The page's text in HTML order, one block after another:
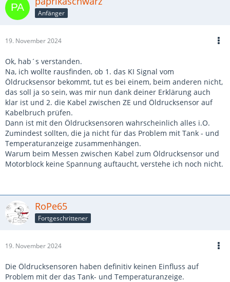
Anfänger
19. November 2024
Ok, hab´s verstanden.
Na, ich wollte rausfinden, ob 1. das KI Signal vom
Öldrucksensor bekommt, tut es bei einem, beim anderen nicht,
das soll ja so sein, was mir nun dank deiner Erklärung auch
klar ist und 2. die Kabel zwischen ZE und Öldrucksensor auf
Kabelbruch prüfen.
Dann ist mit den Öldrucksensoren wahrscheinlich alles i.O.
Zumindest sollten, die ja nicht für das Problem mit Tank - und
Temperaturanzeige zusammenhängen.
Warum beim Messen zwischen Kabel zum Öldrucksensor und
Motorblock keine Spannung auftaucht, verstehe ich noch nicht.
RoPe65
Fortgeschrittener
19. November 2024
Die Öldrucksensoren haben definitiv keinen Einfluss auf
Problem mit der das Tank- und Temperaturanzeige.